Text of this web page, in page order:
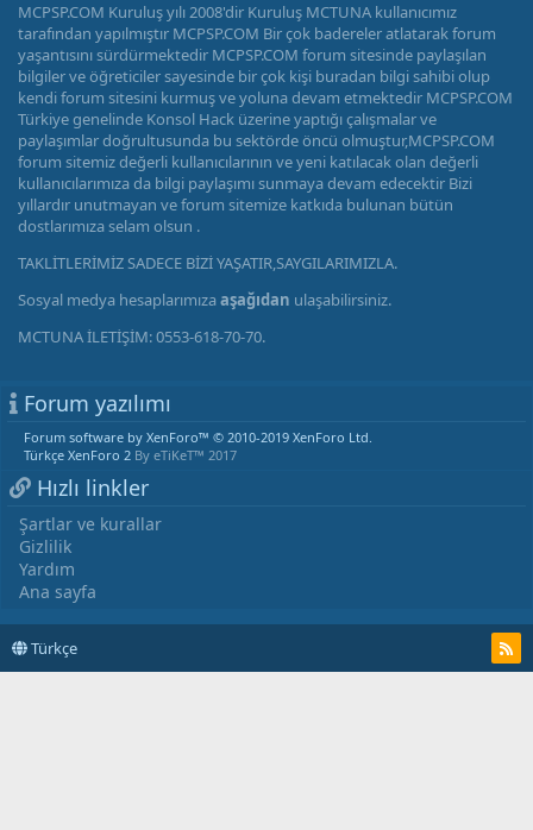
MCPSP.COM Kuruluş yılı 2008'dir Kuruluş MCTUNA kullanıcımız
tarafından yapılmıştır MCPSP.COM Bir çok badereler atlatarak forum
yaşantısını sürdürmektedir MCPSP.COM forum sitesinde paylaşılan
bilgiler ve öğreticiler sayesinde bir çok kişi buradan bilgi sahibi olup
kendi forum sitesini kurmuş ve yoluna devam etmektedir MCPSP.COM
Türkiye genelinde Konsol Hack üzerine yaptığı çalışmalar ve
paylaşımlar doğrultusunda bu sektörde öncü olmuştur,MCPSP.COM
forum sitemiz değerli kullanıcılarının ve yeni katılacak olan değerli
kullanıcılarımıza da bilgi paylaşımı sunmaya devam edecektir Bizi
yıllardır unutmayan ve forum sitemize katkıda bulunan bütün
dostlarımıza selam olsun .
TAKLİTLERİMİZ SADECE BİZİ YAŞATIR,SAYGILARIMIZLA.
Sosyal medya hesaplarımızaaşağıdan ulaşabilirsiniz.
MCTUNA İLETİŞİM: 0553-618-70-70.
Forum yazılımı
Forum software by XenForo™ © 2010-2019 XenForo Ltd.
Türkçe XenForo 2 By eTiKeT™ 2017
Hızlı linkler
Şartlar ve kurallar
Gizlilik
Yardım
Ana sayfa
Türkçe